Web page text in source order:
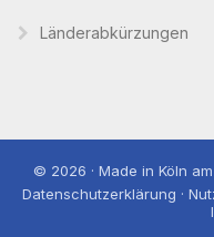
Länderabkürzungen
© 2026 · Made in Köln
Datenschutzerklärung ·